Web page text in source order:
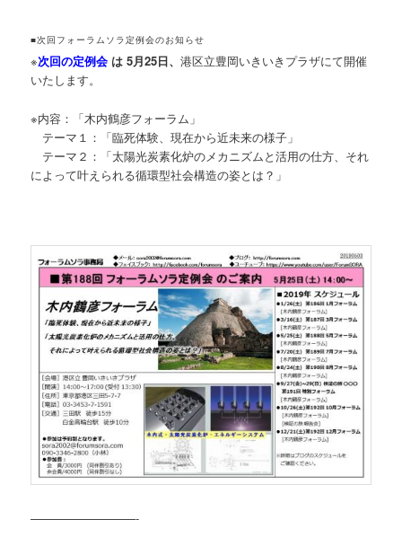
■次回フォーラムソラ定例会のお知らせ
※次回の定例会 は 5月25日、港区立豊岡いきいきプラザにて開催
いたします。
※内容：「木内鶴彦フォーラム」
テーマ１：「臨死体験、現在から近未来の様子」
テーマ２：「太陽光炭素化炉のメカニズムと活用の仕方、それ
によって叶えられる循環型社会構造の姿とは？」
—————————-